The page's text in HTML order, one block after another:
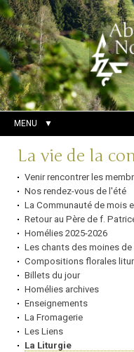
Aller
au
contenu.
|
Aller
à
la
navigation
Outils
personnels
Chercher par
Recherche
avancée…
MENU
Navigation
La vie de la
Venir rencontrer les
Nos rendez-vous de l'été
La Communauté de mois
Retour au Père de f.
Homélies 2025-2026
Les chants des moines de
Compositions florales
Billets du jour
Homélies archives
Enseignements
La Fromagerie
Les Liens
La Liturgie